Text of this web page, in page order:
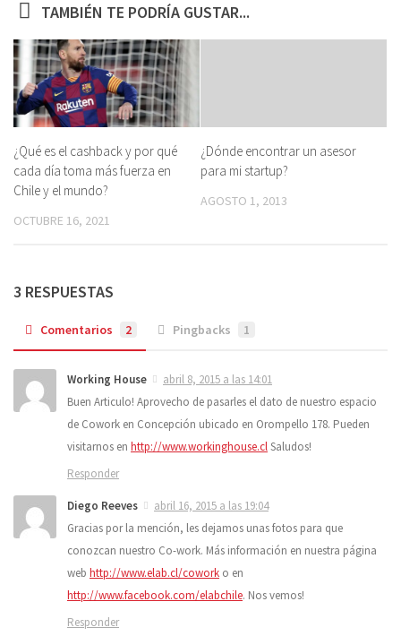
TAMBIÉN TE PODRÍA GUSTAR...
¿Qué es el cashback y por qué
cada día toma más fuerza en
Chile y el mundo?
OCTUBRE 16, 2021
¿Dónde encontrar un asesor
para mi startup?
AGOSTO 1, 2013
3 RESPUESTAS
Comentarios 2 Pingbacks 1
Working House
abril 8, 2015 a las 14:01
Buen Articulo! Aprovecho de pasarles el dato de nuestro espacio
de Cowork en Concepción ubicado en Orompello 178. Pueden
visitarnos en http://www.workinghouse.clSaludos!
Responder
Diego Reeves
abril 16, 2015 a las 19:04
Gracias por la mención, les dejamos unas fotos para que
conozcan nuestro Co-work. Más información en nuestra página
web http://www.elab.cl/cowork o en
http://www.facebook.com/elabchile. Nos vemos!
Responder